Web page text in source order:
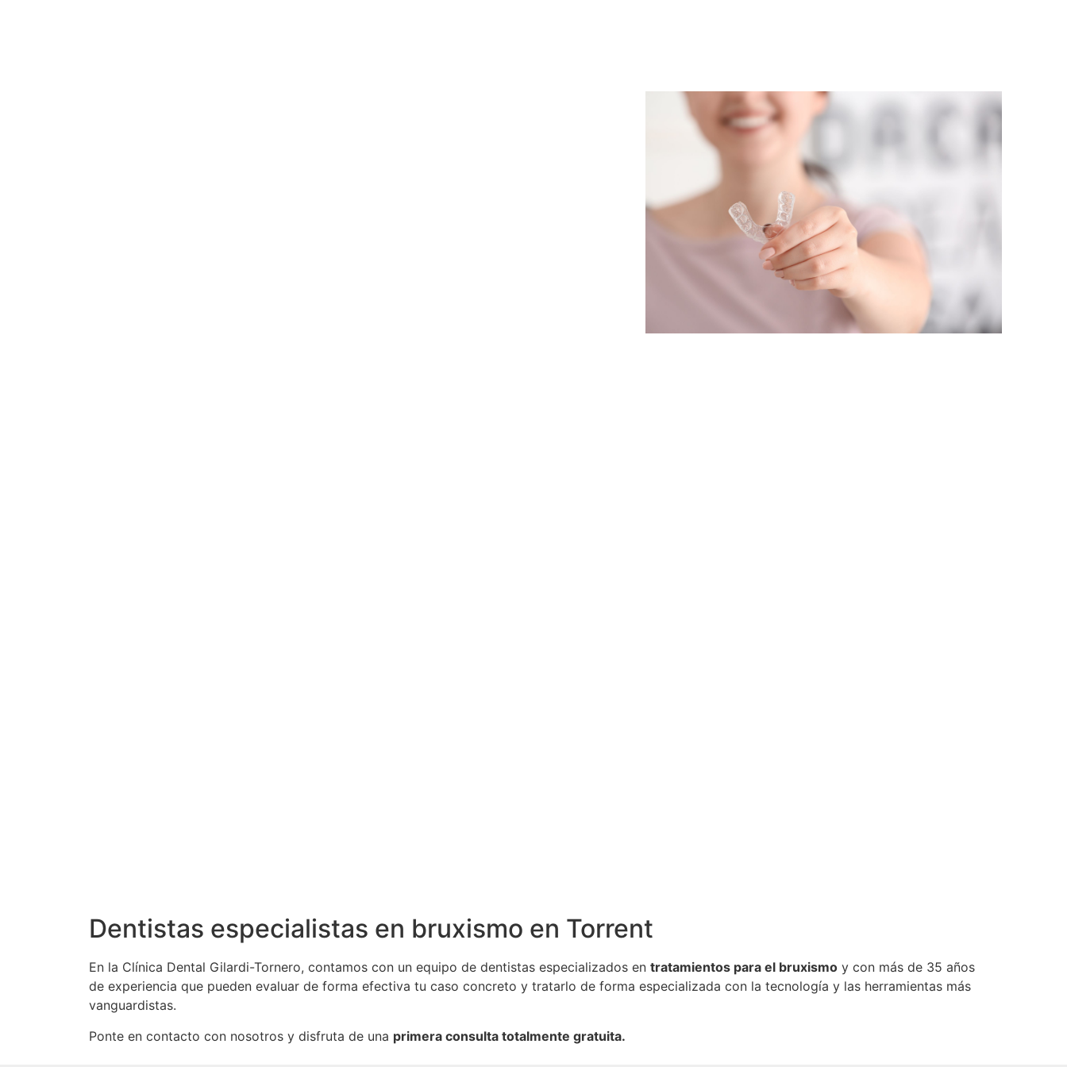
Dentistas especialistas en bruxismo en Torrent
En la Clínica Dental Gilardi-Tornero, contamos con un equipo de dentistas especializados en tratamientos para el bruxismo y con más de 35 años
de experiencia que pueden evaluar de forma efectiva tu caso concreto y tratarlo de forma especializada con la tecnología y las herramientas más
vanguardistas.
Ponte en contacto con nosotros y disfruta de una primera consulta totalmente gratuita.